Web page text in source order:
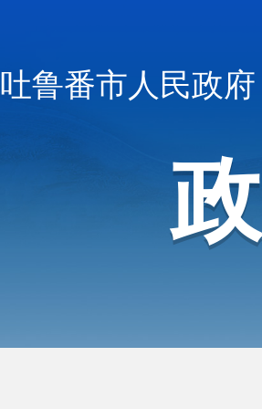
吐鲁番市人民政府